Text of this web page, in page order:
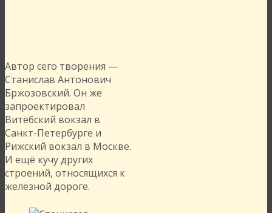
Автор сего творения —
Станислав Антонович
Бржозовский. Он же
запроектировал
Витебский вокзал в
Санкт-Петербурге и
Рижский вокзал в Москве.
И ещё кучу других
строений, относящихся к
железной дороге.